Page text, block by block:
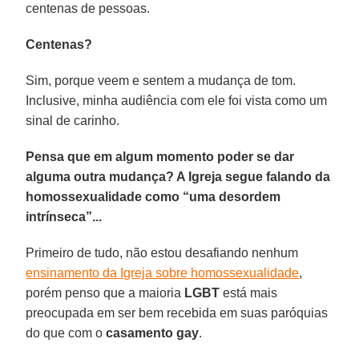
centenas de pessoas.
Centenas?
Sim, porque veem e sentem a mudança de tom.
Inclusive, minha audiência com ele foi vista como um
sinal de carinho.
Pensa que em algum momento poder se dar
alguma outra mudança? A Igreja segue falando da
homossexualidade como “uma desordem
intrínseca”...
Primeiro de tudo, não estou desafiando nenhum
ensinamento da Igreja sobre homossexualidade,
porém penso que a maioria LGBT está mais
preocupada em ser bem recebida em suas paróquias
do que com ocasamento gay.